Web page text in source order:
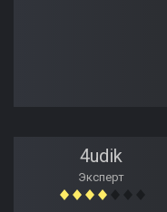
4udik
Эксперт